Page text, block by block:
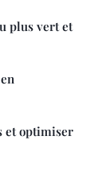
plus vert et
et optimiser